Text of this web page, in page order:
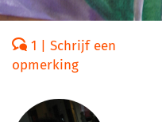
1 | Schrijf een
opmerking